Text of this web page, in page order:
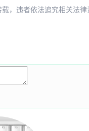
，违者依法追究相关法